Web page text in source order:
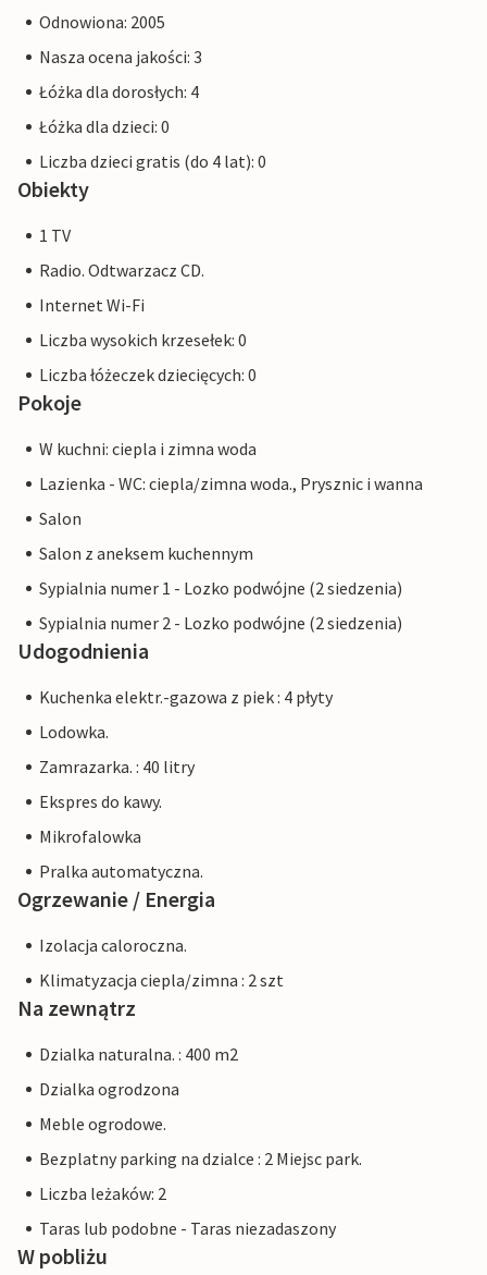
Odnowiona: 2005
Nasza ocena jakości: 3
Łóżka dla dorosłych: 4
Łóżka dla dzieci: 0
Liczba dzieci gratis (do 4 lat): 0
Obiekty
1 TV
Radio. Odtwarzacz CD.
Internet Wi-Fi
Liczba wysokich krzesełek: 0
Liczba łóżeczek dziecięcych: 0
Pokoje
W kuchni: ciepla i zimna woda
Lazienka - WC: ciepla/zimna woda., Prysznic i wanna
Salon
Salon z aneksem kuchennym
Sypialnia numer 1 - Lozko podwójne (2 siedzenia)
Sypialnia numer 2 - Lozko podwójne (2 siedzenia)
Udogodnienia
Kuchenka elektr.-gazowa z piek : 4 płyty
Lodowka.
Zamrazarka. : 40 litry
Ekspres do kawy.
Mikrofalowka
Pralka automatyczna.
Ogrzewanie / Energia
Izolacja caloroczna.
Klimatyzacja ciepla/zimna : 2 szt
Na zewnątrz
Dzialka naturalna. : 400 m2
Dzialka ogrodzona
Meble ogrodowe.
Bezplatny parking na dzialce : 2 Miejsc park.
Liczba leżaków: 2
Taras lub podobne - Taras niezadaszony
W pobliżu